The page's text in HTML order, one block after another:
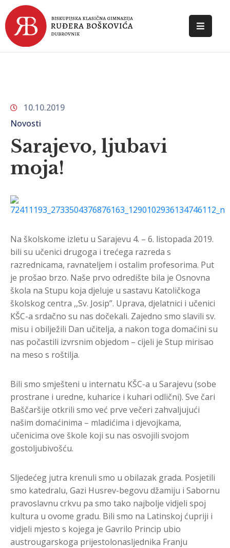
POČETNA
DOKUMENTI
KONTAKT
10.10.2019
Novosti
Sarajevo, ljubavi
moja!
Na školskome izletu u Sarajevu 4. – 6. listopada 2019.
bili su učenici drugoga i trećega razreda s
razrednicama, ravnateljem i ostalim profesorima. Put
je prošao brzo. Naše prvo odredište bila je Osnovna
škola na Stupu koja djeluje u sastavu Katoličkoga
školskog centra ,,Sv. Josip”. Uprava, djelatnici i učenici
KŠC-a srdačno su nas dočekali. Zajedno smo slavili sv.
misu i obilježili Dan učitelja, a nakon toga domaćini su
nas počastili izvrsnim objedom – cijeli je Stup mirisao
na meso s roštilja.
Bili smo smješteni u internatu KŠC-a u Sarajevu (sobe
prostrane i uredne, kuharice i kuhari odlični). Sve čari
Baščaršije otkrili smo već prve večeri zahvaljujući
našim domaćinima – mladićima i djevojkama,
učenicima ove škole koji su nas osvojili svojom
gostoljubivošću.
Sljedećeg jutra krenuli smo u obilazak grada. Posjetili
smo katedralu, Gazi Husrev-begovu džamiju i Sabornu
pravoslavnu crkvu pa smo tako najbolje vidjeli spoj
kultura u ovome gradu. Bili smo na Latinskoj ćupriji i
vidjeli mjesto s kojega je Gavrilo Princip ubio
austrougarskoga prijestolonasljednika Franju